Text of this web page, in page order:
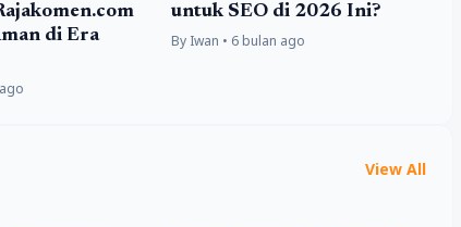
di Era
untuk SEO di 2026 Ini?
By Iwan • 6 bulan ago
View All